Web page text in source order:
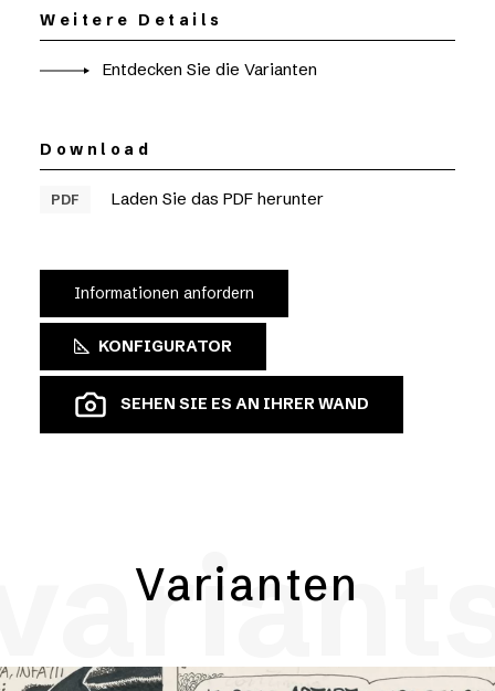
Weitere Details
Entdecken Sie die Varianten
Download
PDF Laden Sie das PDF herunter
Informationen anfordern
KONFIGURATOR
SEHEN SIE ES AN IHRER WAND
Varianten